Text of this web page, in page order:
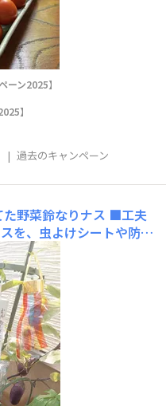
ーン2025】
】
| 過去のキャンペーン
野菜鈴なりナス ■工夫
を、虫よけシートや防虫
オンプランツで挟んだ
いたら、七夕飾りを付
キラキラが鳥よけになっ
ナスが実っています!嬉